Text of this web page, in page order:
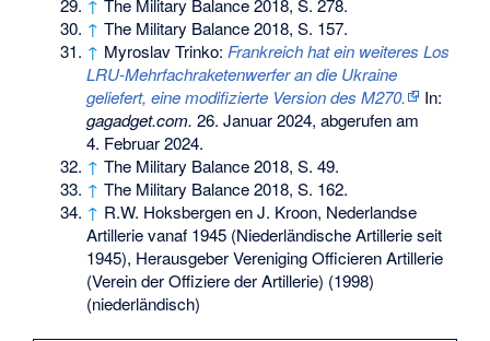
↑ The Military Balance 2018, S. 278.
↑ The Military Balance 2018, S. 157.
↑ Myroslav Trinko:Frankreich hat ein weiteres Los
LRU-Mehrfachraketenwerfer an die Ukraine
geliefert, eine modifizierte Version des M270.
In:
gagadget.com. 26. Januar 2024, abgerufen am
4. Februar 2024.
↑ The Military Balance 2018, S. 49.
↑ The Military Balance 2018, S. 162.
↑ R.W. Hoksbergen en J. Kroon, Nederlandse
Artillerie vanaf 1945 (Niederländische Artillerie seit
1945), Herausgeber Vereniging Officieren Artillerie
(Verein der Offiziere der Artillerie) (1998)
(niederländisch)